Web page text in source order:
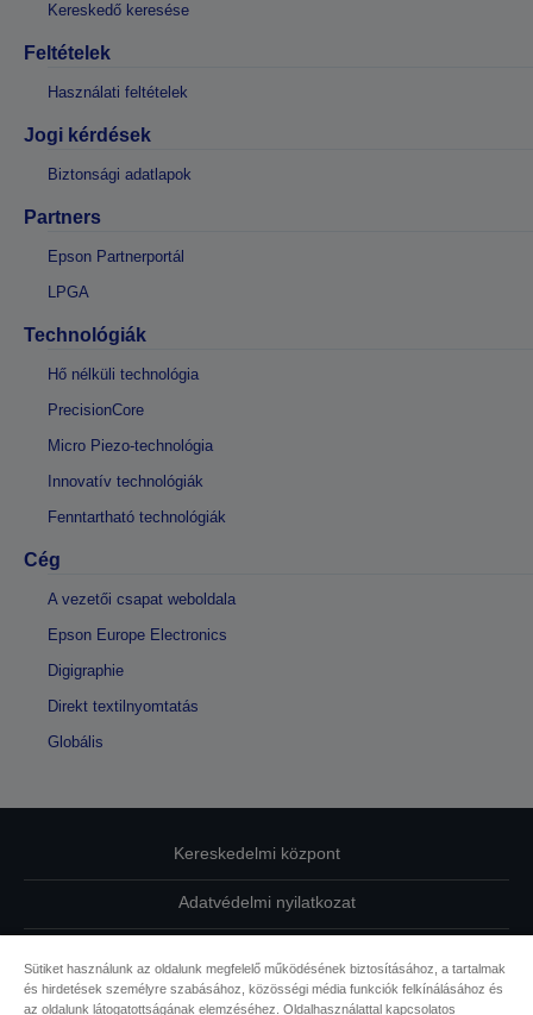
Kereskedő keresése
Feltételek
Használati feltételek
Jogi kérdések
Biztonsági adatlapok
Partners
Epson Partnerportál
LPGA
Technológiák
Hő nélküli technológia
PrecisionCore
Micro Piezo-technológia
Innovatív technológiák
Fenntartható technológiák
Cég
A vezetői csapat weboldala
Epson Europe Electronics
Digigraphie
Direkt textilnyomtatás
Globális
Kereskedelmi központ
Adatvédelmi nyilatkozat
Kapcsolatfelvétel
Sütiket használunk az oldalunk megfelelő működésének biztosításához, a tartalmak
és hirdetések személyre szabásához, közösségi média funkciók felkínálásához és
az oldalunk látogatottságának elemzéséhez. Oldalhasználattal kapcsolatos